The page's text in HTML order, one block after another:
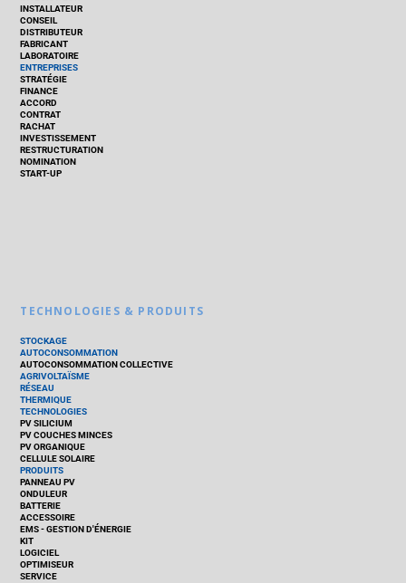
INSTALLATEUR
CONSEIL
DISTRIBUTEUR
FABRICANT
LABORATOIRE
ENTREPRISES
STRATÉGIE
FINANCE
ACCORD
CONTRAT
RACHAT
INVESTISSEMENT
RESTRUCTURATION
NOMINATION
START-UP
TECHNOLOGIES & PRODUITS
STOCKAGE
AUTOCONSOMMATION
AUTOCONSOMMATION COLLECTIVE
AGRIVOLTAÏSME
RÉSEAU
THERMIQUE
TECHNOLOGIES
PV SILICIUM
PV COUCHES MINCES
PV ORGANIQUE
CELLULE SOLAIRE
PRODUITS
PANNEAU PV
ONDULEUR
BATTERIE
ACCESSOIRE
EMS - GESTION D'ÉNERGIE
KIT
LOGICIEL
OPTIMISEUR
SERVICE